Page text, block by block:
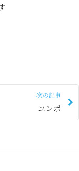
次の記事
ユンボ